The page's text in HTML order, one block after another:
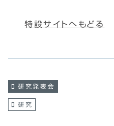
特設サイトへもどる
研究発表会
研究